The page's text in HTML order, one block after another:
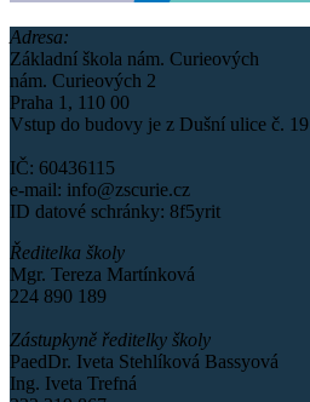
Adresa:
Základní škola nám. Curieových
nám. Curieových 2
Praha 1, 110 00
Vstup do budovy je z Dušní ulice č. 19
IČ: 60436115
e-mail: info@zscurie.cz
ID datové schránky: 8f5yrit
Ředitelka školy
Mgr. Tereza Martínková
224 890 189
Zástupkyně ředitelky školy
PaedDr. Iveta Stehlíková Bassyová
Ing. Iveta Trefná